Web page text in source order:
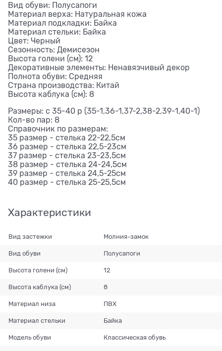
Вид обуви: Полусапоги
Материал верха: Натуральная кожа
Материал подкладки: Байка
Материал стельки: Байка
Цвет: Черный
Сезонность: Демисезон
Высота голени (см): 12
Декоративные элементы: Ненавязчивый декор
Полнота обуви: Средняя
Страна производства: Китай
Высота каблука (см): 8
Размеры: с 35-40 р (35-1,36-1,37-2,38-2,39-1,40-1)
Кол-во пар: 8
Справочник по размерам:
35 размер - стелька 22-22,5см
36 размер - стелька 22,5-23см
37 размер - стелька 23-23,5см
38 размер - стелька 24-24,5см
39 размер - стелька 24,5-25см
40 размер - стелька 25-25,5см
Характеристики
Вид застежки Молния-замок
Вид обуви Полусапоги
Высота голени (см) 12
Высота каблука (см) 8
Материал низа ПВХ
Материал стельки Байка
Модель обуви Классическая обувь